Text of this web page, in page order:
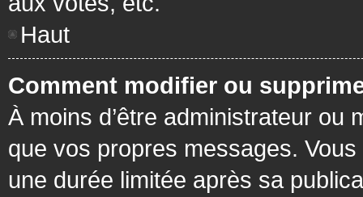
Haut
Comment modifier ou
À moins d’être administrateur ou
que vos propres messages.
une durée limitée après sa